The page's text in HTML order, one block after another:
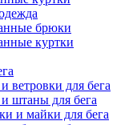
брюки
куртки
ветровки для бега
штаны для бега
и майки для бега